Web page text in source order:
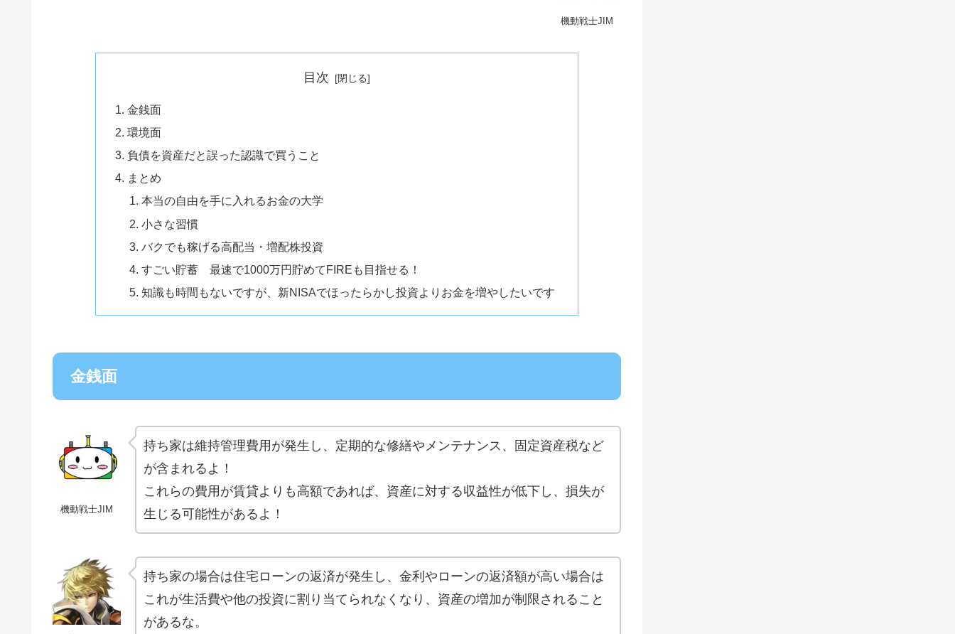
機動戦士JIM
目次
金銭面
環境面
負債を資産だと誤った認識で買うこと
まとめ
本当の自由を手に入れるお金の大学
小さな習慣
バクでも稼げる高配当・増配株投資
すごい貯蓄 最速で1000万円貯めてFIREも目指せる！
知識も時間もないですが、新NISAでほったらかし投資よりお金を増やしたいです
金銭面
機動戦士JIM
持ち家は維持管理費用が発生し、定期的な修繕やメンテナンス、固定資産税など
が含まれるよ！
これらの費用が賃貸よりも高額であれば、資産に対する収益性が低下し、損失が
生じる可能性があるよ！
持ち家の場合は住宅ローンの返済が発生し、金利やローンの返済額が高い場合は
これが生活費や他の投資に割り当てられなくなり、資産の増加が制限されること
があるな。